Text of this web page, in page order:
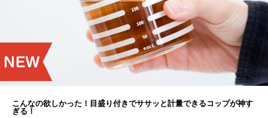
こんなの欲しかった！目盛り付きでササッと計量できるコップが神す
ぎる！